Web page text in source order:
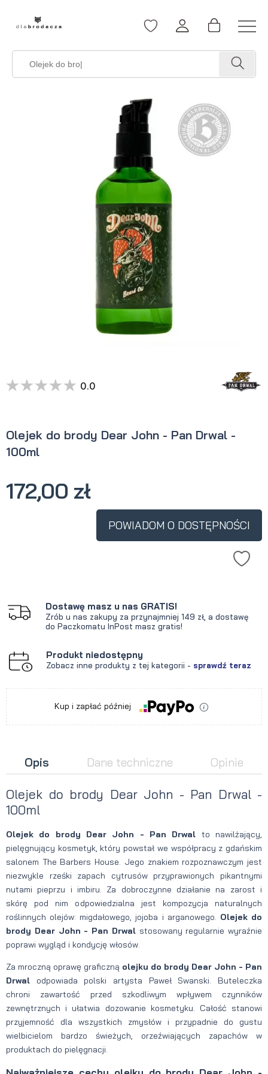
Olejek do brody Dear John - Pan Drwal -
100ml
0.0
172,00 zł
POWIADOM O DOSTĘPNOŚCI
Dostawę masz u nas GRATIS!
Zrób u nas zakupy za przynajmniej 149 zł, a dostawę
do Paczkomatu InPost masz gratis!
Produkt niedostępny
Zobacz inne produkty z tej kategorii - sprawdź teraz
Kup i zapłać później
Opis Dane techniczne Opinie
Olejek do brody Dear John - Pan Drwal -
100ml
Olejek do brody Dear John - Pan Drwal to nawilżający,
pielęgnujący kosmetyk, który powstał we współpracy z gdańskim
salonem The Barbers House. Jego znakiem rozpoznawczym jest
niezwykle rześki zapach cytrusów przyprawionych pikantnymi
nutami pieprzu i imbiru. Za dobroczynne działanie na zarost i
skórę pod nim odpowiedzialna jest kompozycja naturalnych
roślinnych olejów: migdałowego, jojoba i arganowego. Olejek do
brody Dear John - Pan Drwalstosowany regularnie wyraźnie
poprawi wygląd i kondycję włosów.
Za mroczną oprawę graficzną olejku do brody Dear John - Pan
Drwal odpowiada polski artysta Paweł Swanski. Buteleczka
chroni zawartość przed szkodliwym wpływem czynników
zewnętrznych i ułatwia dozowanie kosmetyku. Całość stanowi
przyjemność dla wszystkich zmysłów i przypadnie do gustu
wielbicielom bardzo świeżych, orzeźwiających zapachów w
produktach do pielęgnacji.